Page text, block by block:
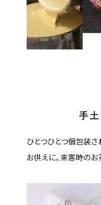
手
ひとつひとつ個包装さ
お供えに。来客時のお